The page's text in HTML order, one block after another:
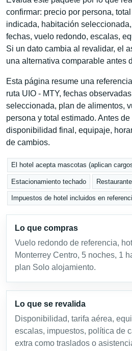
confirmar: precio por persona,
indicada, habitación
fechas, vuelo redondo, escalas,
Si un dato cambia al revalidar, el
una alternativa comparable antes
Esta página resume una
ruta UIO - MTY, fechas
seleccionada, plan de alimentos,
persona y total estimado. Antes
disponibilidad final, equipaje,
de cambios.
El hotel acepta mascotas (aplican
Estacionamiento techado
Impuestos de hotel incluidos en
Lo que compras
Vuelo redondo de referencia,
Monterrey Centro, 5 noches, 1
plan Solo alojamiento.
Lo que se revalida
Disponibilidad, tarifa aérea,
escalas, impuestos, política de
extra como traslados o